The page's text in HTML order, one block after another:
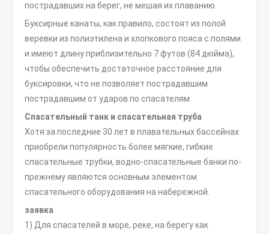
пострадавших на берег, не мешая их плаванию.
Буксирные канаты, как правило, состоят из полой
веревки из полиэтилена и хлопкового пояса с полями
и имеют длину приблизительно 7 футов (84 дюйма),
чтобы обеспечить достаточное расстояние для
буксировки, что не позволяет пострадавшим
пострадавшим от ударов по спасателям.
Спасательный танк и спасательная труба
Хотя за последние 30 лет в плавательных бассейнах
приобрели популярность более мягкие, гибкие
спасательные трубки, водно-спасательные банки по-
прежнему являются основным элементом
спасательного оборудования на набережной.
заявка
1) Для спасателей в море, реке, на берегу как